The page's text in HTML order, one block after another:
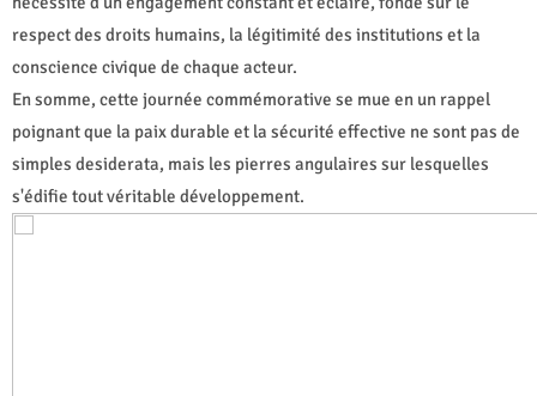
respect des droits humains, la légitimité des institutions et la
conscience civique de chaque acteur.
En somme, cette journée commémorative se mue en un rappel
poignant que la paix durable et la sécurité effective ne sont pas de
simples desiderata, mais les pierres angulaires sur lesquelles
s'édifie tout véritable développement.